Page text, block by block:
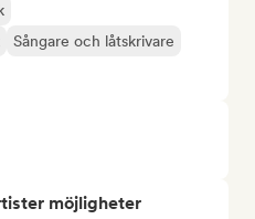
Sångare och låtskrivare
möjligheter